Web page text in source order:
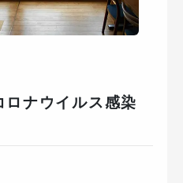
ロナウイルス感染